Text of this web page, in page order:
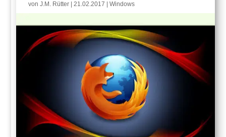
vonJ.M. Rütter |21.02.2017 |Windows